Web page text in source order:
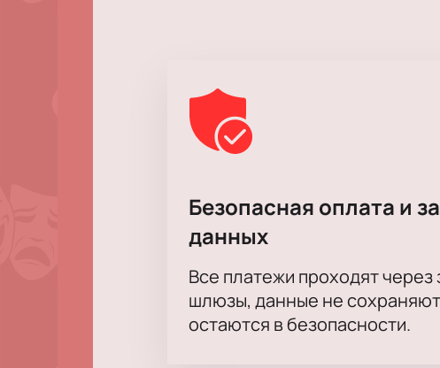
заявок и сопровождение мероприятий.
Безопасная оплата и
данных
Все платежи проходят
шлюзы, данные не
остаются в безопасности.